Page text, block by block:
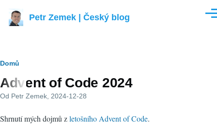
Petr Zemek | Český blog
Drobečková
navigace
Domů
Advent of Code 2024
Od Petr Zemek , 2024-12-28
Shrnutí mých dojmů zletošního Advent of Code.